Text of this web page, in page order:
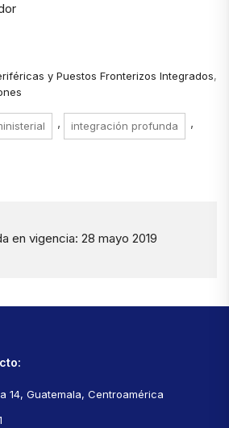
y Puestos Fronterizos Integrados,
, integración profunda ,
en vigencia: 28 mayo 2019
14, Guatemala, Centroamérica